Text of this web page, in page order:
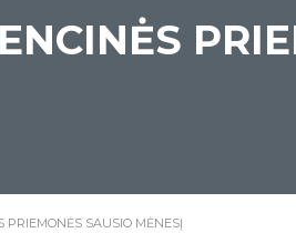
PRIEMONĖS SAUSIO MĖNESĮ